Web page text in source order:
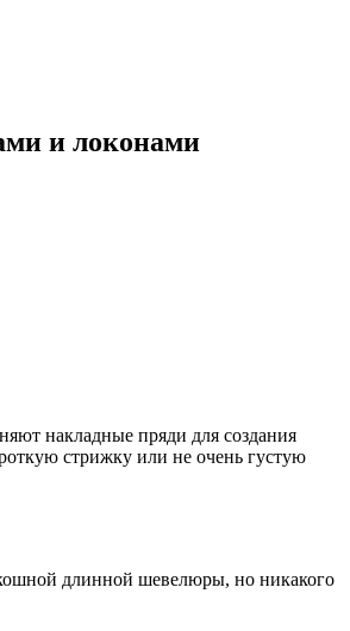
и локонами
накладные пряди для создания
стрижку или не очень густую
длинной шевелюры, но никакого